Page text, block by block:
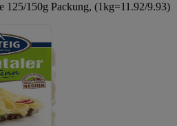
125/150g Packung, (1kg=11.92/9.93)